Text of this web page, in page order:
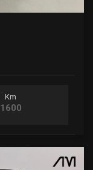
Km
1600